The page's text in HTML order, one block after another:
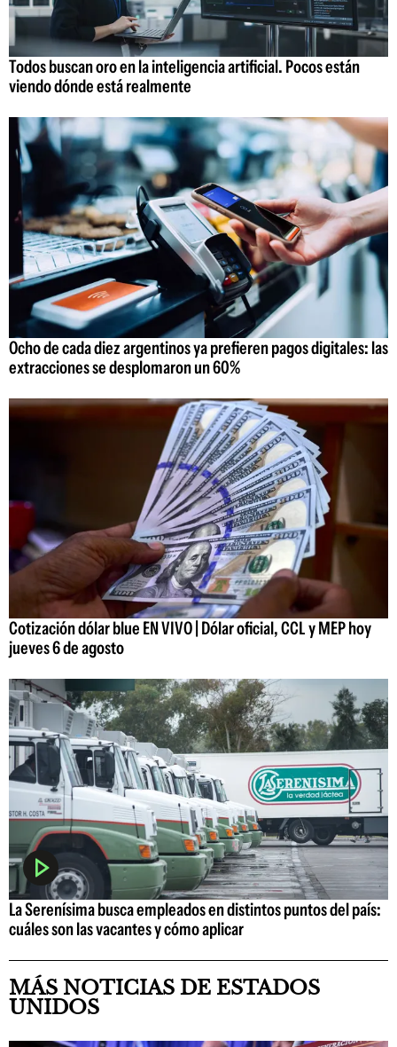
Todos buscan oro en la inteligencia artificial. Pocos están
viendo dónde está realmente
Ocho de cada diez argentinos ya prefieren pagos digitales: las
extracciones se desplomaron un 60%
Cotización dólar blue EN VIVO | Dólar oficial, CCL y MEP hoy
jueves 6 de agosto
La Serenísima busca empleados en distintos puntos del país:
cuáles son las vacantes y cómo aplicar
MÁS NOTICIAS DE ESTADOS
UNIDOS